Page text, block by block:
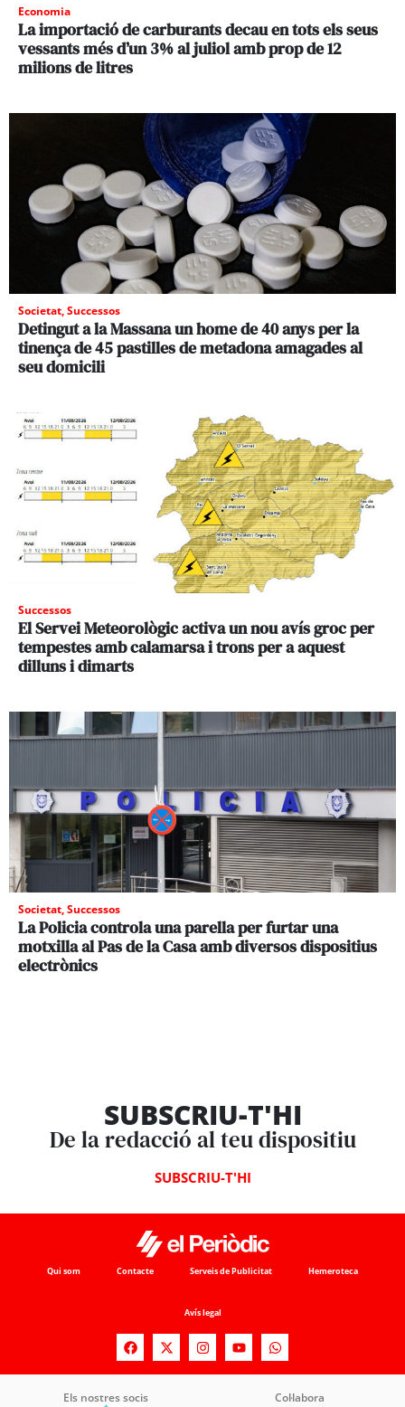
Economia
La importació de carburants decau en tots els seus
vessants més d’un 3% al juliol amb prop de 12
milions de litres
Societat,Successos
Detingut a la Massana un home de 40 anys per la
tinença de 45 pastilles de metadona amagades al
seu domicili
Successos
El Servei Meteorològic activa un nou avís groc per
tempestes amb calamarsa i trons per a aquest
dilluns i dimarts
Societat,Successos
La Policia controla una parella per furtar una
motxilla al Pas de la Casa amb diversos dispositius
electrònics
SUBSCRIU-T'HI
De la redacció al teu dispositiu
SUBSCRIU-T'HI
Qui som Contacte Serveis de Publicitat Hemeroteca
Avís legal
Els nostres socis Col·labora